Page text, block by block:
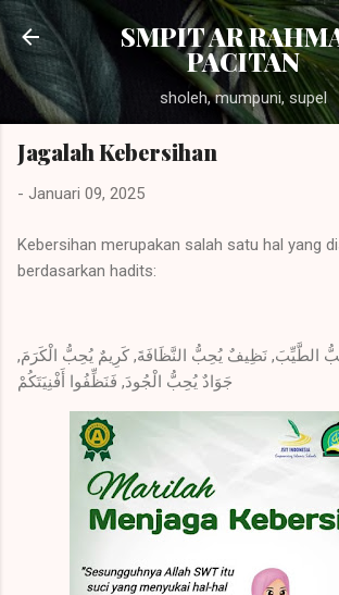
Langsung ke konten utama
SMPIT AR
PACITAN
sholeh, mumpuni, supel
Jagalah Kebersihan
- Januari 09, 2025
Kebersihan merupakan salah satu hal yang
berdasarkan hadits:
الطَّيِّبَ, نَظِيفٌ يُحِبُّ النَّظَافَةَ, كَرِيمٌ يُحِبُّ الْكَرَمَ,